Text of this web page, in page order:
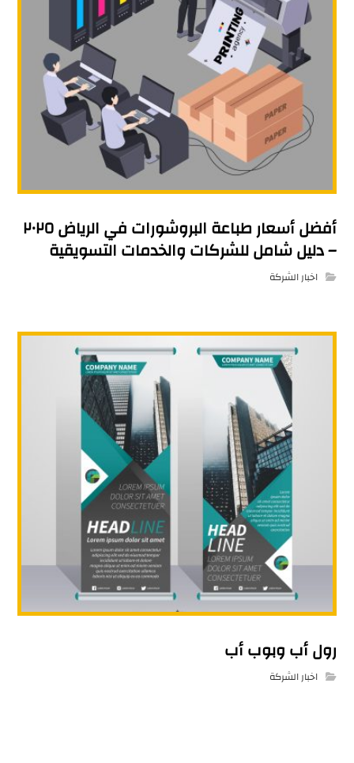
أفضل أسعار طباعة البروشورات في الرياض ٢٠٢٥
– دليل شامل للشركات والخدمات التسويقية
اخبار الشركة
رول أب وبوب أب
اخبار الشركة